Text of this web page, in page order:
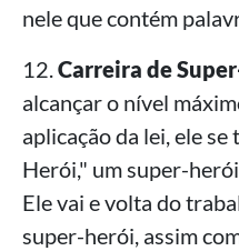
nele que contém
12.Carreira de
alcançar o nível
aplicação da lei, ele
Herói," um super-
Ele vai e volta do
super-herói, assim